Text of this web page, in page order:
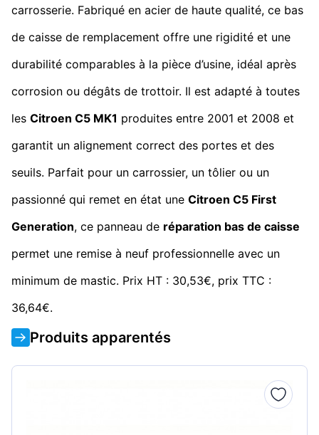
carrosserie. Fabriqué en acier de haute qualité, ce bas
de caisse de remplacement offre une rigidité et une
durabilité comparables à la pièce d’usine, idéal après
corrosion ou dégâts de trottoir. Il est adapté à toutes
les Citroen C5 MK1 produites entre 2001 et 2008 et
garantit un alignement correct des portes et des
seuils. Parfait pour un carrossier, un tôlier ou un
passionné qui remet en état une Citroen C5 First
Generation, ce panneau de réparation bas de caisse
permet une remise à neuf professionnelle avec un
minimum de mastic. Prix HT : 30,53€, prix TTC :
36,64€.
Produits apparentés